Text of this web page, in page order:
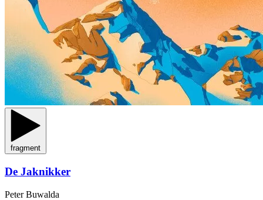
fragment
De Jaknikker
Peter Buwalda